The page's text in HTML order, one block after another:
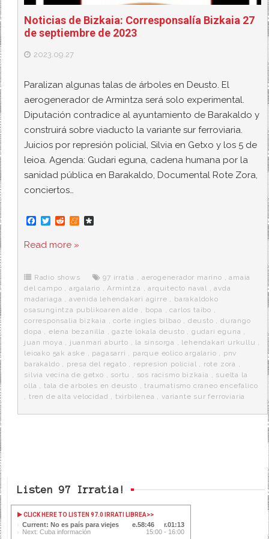
Noticias de Bizkaia: Corresponsalía Bizkaia 27
de septiembre de 2023
2023.09.27
Paralizan algunas talas de árboles en Deusto. El
aerogenerador de Armintza será solo experimental.
Diputación contradice al ayuntamiento de Barakaldo y
construirá sobre viaducto la variante sur ferroviaria.
Juicios por represión policial, Silvia en Getxo y los 5 de
leioa. Agenda: Gudari eguna, cadena humana por la
sanidad pública en Barakaldo, Documental Rote Zora,
conciertos…
F
e
o
k
T
t
r
R
d
M
e
r
a
Read more »
Radio shows 97 irratia , aerogenerador marino ,amaia
del campo , argalario ,Armintza ,arquitecto naval ,avda
madariaga , avenida lehendakari agirre , barakaldoko
osasungintza publikoaren alde , bopa ,carlos taibo ,
corresponsalia bizkaia ,corte ingles bilbao , deusto ,durango
dopa , elena bezanilla ,gazte lokala deusto , gudari eguna ,
juan moya , juanmari aburto , la sinsorga , lehendakari urkullu ,
leioako 5ak aske , pagasarri , parque eolico argalario , pnv
barakaldo , presa del regato , represion policial , rote zora ,
silvia vecina de getxo , sortu , sos racismo bizkaia , suelta la
olla , tala de arboles en deusto ,traumatismo craneo encefalico
, tren de alta velocidad , txirbilenea ,variante sur ferroviaria
Listen 97 Irratia!
CLICK HERE TO LISTEN 97.0 IRRATI LIBREA>>
Current: No es país para viejes 58:46
01:13
Next: Cuba información
15:00 - 16:00